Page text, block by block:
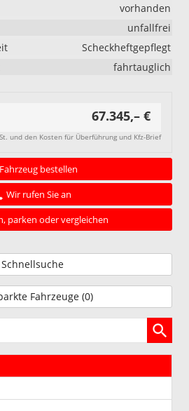
vorhanden
unfallfrei
Scheckheftgepflegt
fahrtauglich
67.345,– €
und den Kosten für Überführung und Kfz-Brief
Fahrzeug bestellen
Wir rufen Sie an
parken oder vergleichen
Schnellsuche
Fahrzeuge (0)